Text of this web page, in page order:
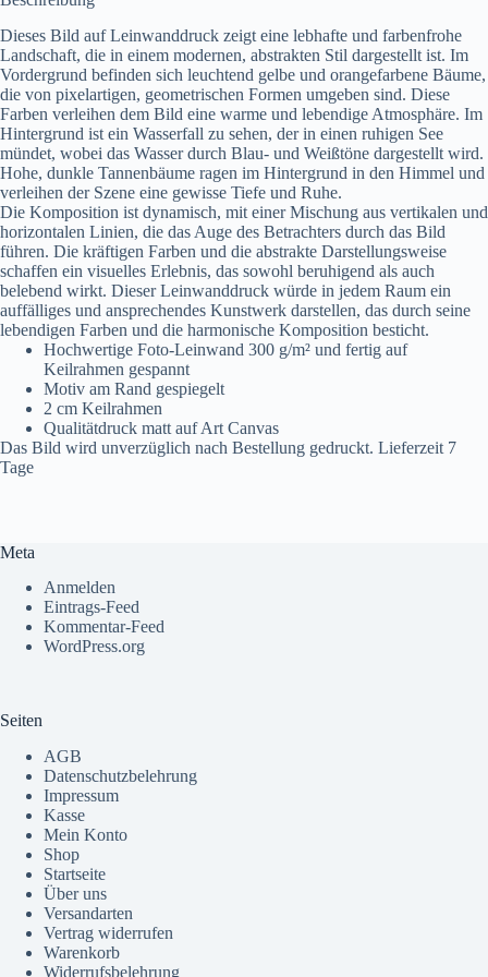
Dieses Bild auf Leinwanddruck zeigt eine lebhafte und farbenfrohe
Landschaft, die in einem modernen, abstrakten Stil dargestellt ist. Im
Vordergrund befinden sich leuchtend gelbe und orangefarbene Bäume,
die von pixelartigen, geometrischen Formen umgeben sind. Diese
Farben verleihen dem Bild eine warme und lebendige Atmosphäre. Im
Hintergrund ist ein Wasserfall zu sehen, der in einen ruhigen See
mündet, wobei das Wasser durch Blau- und Weißtöne dargestellt wird.
Hohe, dunkle Tannenbäume ragen im Hintergrund in den Himmel und
verleihen der Szene eine gewisse Tiefe und Ruhe.
Die Komposition ist dynamisch, mit einer Mischung aus vertikalen und
horizontalen Linien, die das Auge des Betrachters durch das Bild
führen. Die kräftigen Farben und die abstrakte Darstellungsweise
schaffen ein visuelles Erlebnis, das sowohl beruhigend als auch
belebend wirkt. Dieser Leinwanddruck würde in jedem Raum ein
auffälliges und ansprechendes Kunstwerk darstellen, das durch seine
lebendigen Farben und die harmonische Komposition besticht.
Hochwertige Foto-Leinwand 300 g/m² und fertig auf
Keilrahmen gespannt
Motiv am Rand gespiegelt
2 cm Keilrahmen
Qualitätdruck matt auf Art Canvas
Das Bild wird unverzüglich nach Bestellung gedruckt. Lieferzeit 7
Tage
Meta
Anmelden
Eintrags-Feed
Kommentar-Feed
WordPress.org
Seiten
AGB
Datenschutzbelehrung
Impressum
Kasse
Mein Konto
Shop
Startseite
Über uns
Versandarten
Vertrag widerrufen
Warenkorb
Widerrufsbelehrung